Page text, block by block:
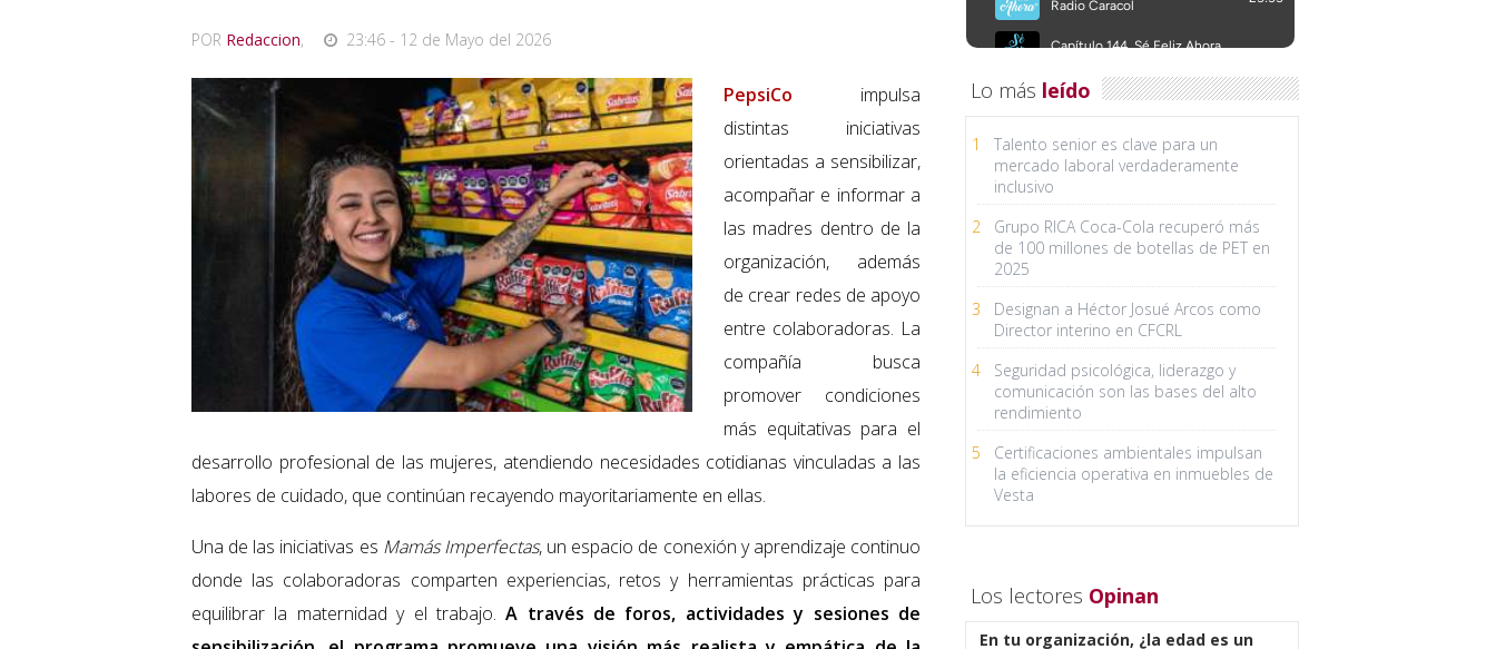
POR Redaccion, 23:46 - 12 de Mayo del 2026
PepsiCo impulsa
distintas iniciativas
orientadas a sensibilizar,
acompañar e informar a
las madres dentro de la
organización, además
de crear redes de apoyo
entre colaboradoras. La
compañía busca
promover condiciones
más equitativas para el
desarrollo profesional de las mujeres, atendiendo necesidades cotidianas vinculadas a las
labores de cuidado, que continúan recayendo mayoritariamente en ellas.
Una de las iniciativas es Mamás Imperfectas, un espacio de conexión y aprendizaje continuo
donde las colaboradoras comparten experiencias, retos y herramientas prácticas para
equilibrar la maternidad y el trabajo.A través de foros, actividades y sesiones de
Lo más leído
1
Talento senior es clave para un
mercado laboral verdaderamente
inclusivo
2
Grupo RICA Coca-Cola recuperó más
de 100 millones de botellas de PET en
2025
3
Designan a Héctor Josué Arcos como
Director interino en CFCRL
4
Seguridad psicológica, liderazgo y
comunicación son las bases del alto
rendimiento
5
Certificaciones ambientales impulsan
la eficiencia operativa en inmuebles de
Vesta
Los lectores Opinan
En tu organización, ¿la edad es un